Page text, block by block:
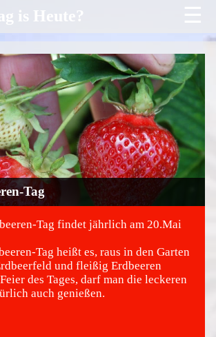
is Heute? ☰
Tag
Tag findet jährlich am 20.Mai
Tag heißt es, raus in den Garten
und fleißig Erdbeeren
des Tages, darf man die leckeren
auch genießen.